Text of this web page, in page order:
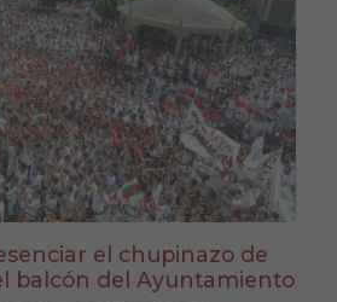
el chupinazo de
balcón del Ayuntamiento